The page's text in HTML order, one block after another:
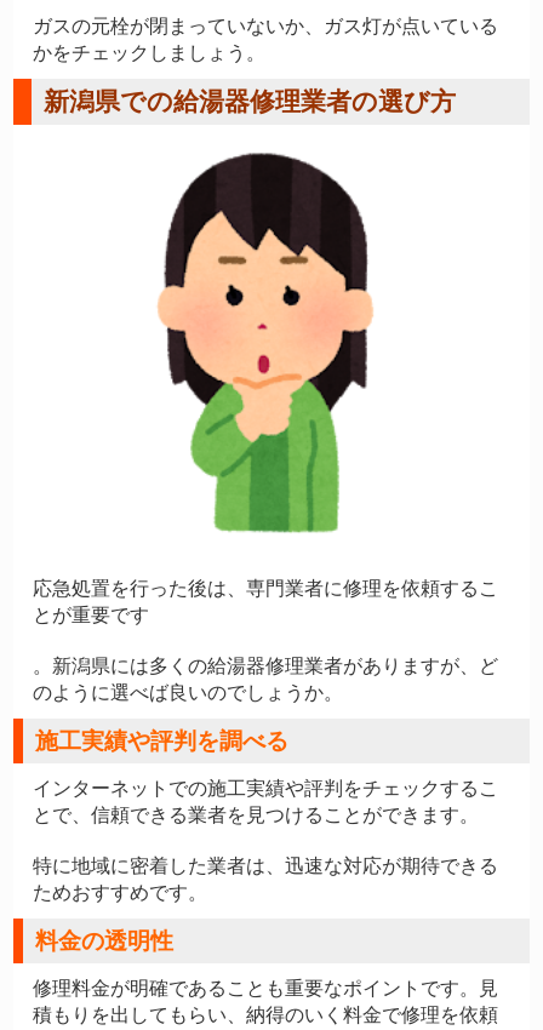
ガスの元栓が閉まっていないか、ガス灯が点いている
かをチェックしましょう。
新潟県での給湯器修理業者の選び方
応急処置を行った後は、専門業者に修理を依頼するこ
とが重要です
。新潟県には多くの給湯器修理業者がありますが、ど
のように選べば良いのでしょうか。
施工実績や評判を調べる
インターネットでの施工実績や評判をチェックするこ
とで、信頼できる業者を見つけることができます。
特に地域に密着した業者は、迅速な対応が期待できる
ためおすすめです。
料金の透明性
修理料金が明確であることも重要なポイントです。見
積もりを出してもらい、納得のいく料金で修理を依頼